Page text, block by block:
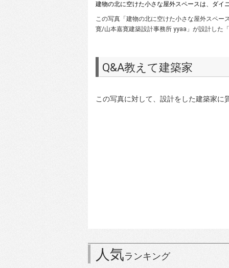
建物の北に空けた小さな屋外スペースは、ダイ
この写真「建物の北に空けた小さな屋外スペー
寛/山本嘉寛建築設計事務所 yyaa」が設計した
Q&A教えて建築家
この写真に対して、設計をした建築家に
人気ランキング